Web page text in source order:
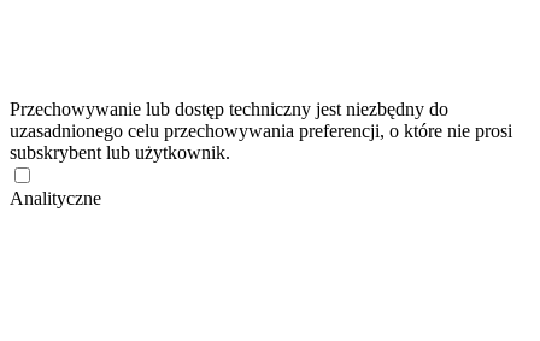
Przechowywanie lub dostęp techniczny jest niezbędny do
uzasadnionego celu przechowywania preferencji, o które nie prosi
subskrybent lub użytkownik.
Analityczne